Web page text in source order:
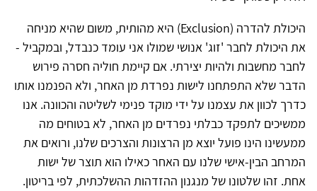
היכולת להדרה (Exclusion) היא מהותית, משום שהיא מניחה
את היכולת לחבר 'זוג' אנושי שמולו אני עומד כנבדל, ובמקביל -
לחבר מחשבות ולהיות יצירתי. אם קיימת חוליה חסרה פירוש
הדבר שלא התפתחנו לישות נפרדת מן האחר, ולא הפנמנו אותו
כדרך לכוון את עצמנו על ידי מוקד פנימי לשליטה והכוונה. אנו
ממשיכים לתפקד כבלתי נפרדים מן האחר, לא בטוחים מה
ממעשינו הינו פועל יוצא מן הרצונות והצרכים שלנו, ורואים את
המרחב הבין-אישי שלנו עם האחר כאילו הוא תוצר של ישות
אחת. זהו שלטונו של מנגנון ההזדהות ההשלכתית, לפי בריטון.